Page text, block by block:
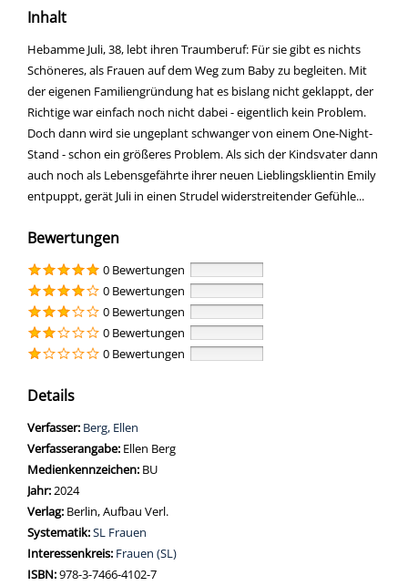
Inhalt
Hebamme Juli, 38, lebt ihren Traumberuf: Für sie gibt es nichts
Schöneres, als Frauen auf dem Weg zum Baby zu begleiten. Mit
der eigenen Familiengründung hat es bislang nicht geklappt, der
Richtige war einfach noch nicht dabei - eigentlich kein Problem.
Doch dann wird sie ungeplant schwanger von einem One-Night-
Stand - schon ein größeres Problem. Als sich der Kindsvater dann
auch noch als Lebensgefährte ihrer neuen Lieblingsklientin Emily
entpuppt, gerät Juli in einen Strudel widerstreitender Gefühle...
Bewertungen
0 Bewertungen
0 Bewertungen
0 Bewertungen
0 Bewertungen
0 Bewertungen
Details
Verfasser: Suche nach diesem Verfasser
Berg, Ellen
Verfasserangabe: Ellen Berg
Medienkennzeichen: BU
Jahr: 2024
Verlag: Berlin, Aufbau Verl.
opens in new tab
Diesen Link in neuem Tab öffnen
Systematik:Suche nach dieser Systematik
SL Frauen
Interessenkreis: Suche nach diesem Interessenskreis
Frauen (SL)
ISBN:978-3-7466-4102-7